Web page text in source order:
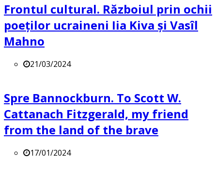
Frontul cultural. Războiul prin ochii
poeților ucraineni Iia Kiva și Vasîl
Mahno
21/03/2024
Spre Bannockburn. To Scott W.
Cattanach Fitzgerald, my friend
from the land of the brave
17/01/2024